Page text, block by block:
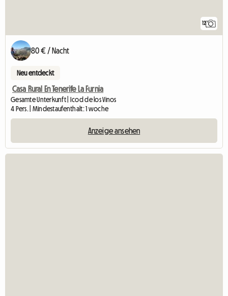
12
80 € / Nacht
Neu entdeckt
Casa Rural En Tenerife La Furnia
Gesamte Unterkunft | Icod de los Vinos
4 Pers. | Mindestaufenthalt: 1 woche
Anzeige ansehen